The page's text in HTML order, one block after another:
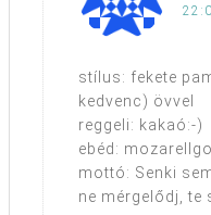
stílus: fekete
kedvenc) övvel
reggeli: kakaó:-)
ebéd:
mottó: Senki
ne mérgelődj, te